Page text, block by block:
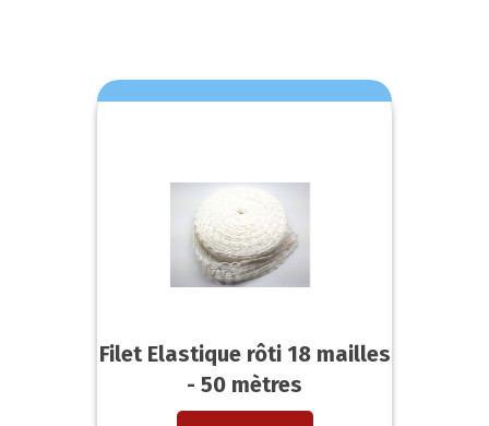
Filet Elastique rôti 18 mailles
- 50 mètres